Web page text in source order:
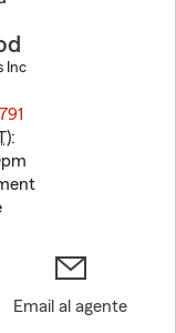
Inc
):
Email al agente